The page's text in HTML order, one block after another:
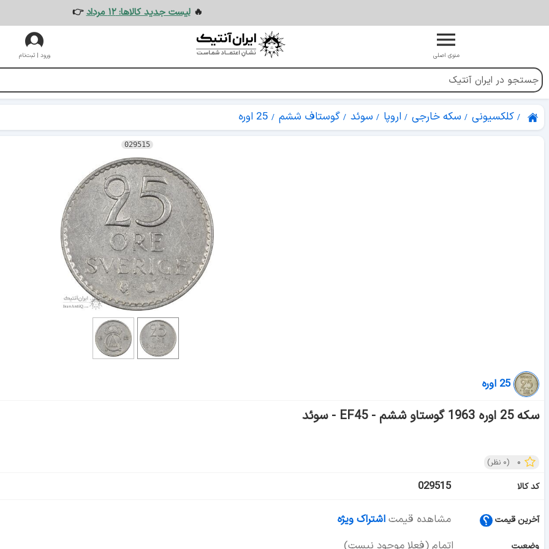
🔥لیست جدید کالاها: ۱۲ مرداد 👉
منوی اصلی ورود | ثبت‌نام
کلکسیونی سکه خارجی اروپا سوئد گوستاف ششم 25 اوره
029515
25 اوره
سکه 25 اوره 1963 گوستاو ششم - EF45 - سوئد
۰ (۰ نظر)
کد کالا
029515
آخرین قیمت مشاهده قیمت اشتراک ویژه
اتمام (فعلا موجود نیست)